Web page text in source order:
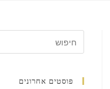
פוסטים אחרונים